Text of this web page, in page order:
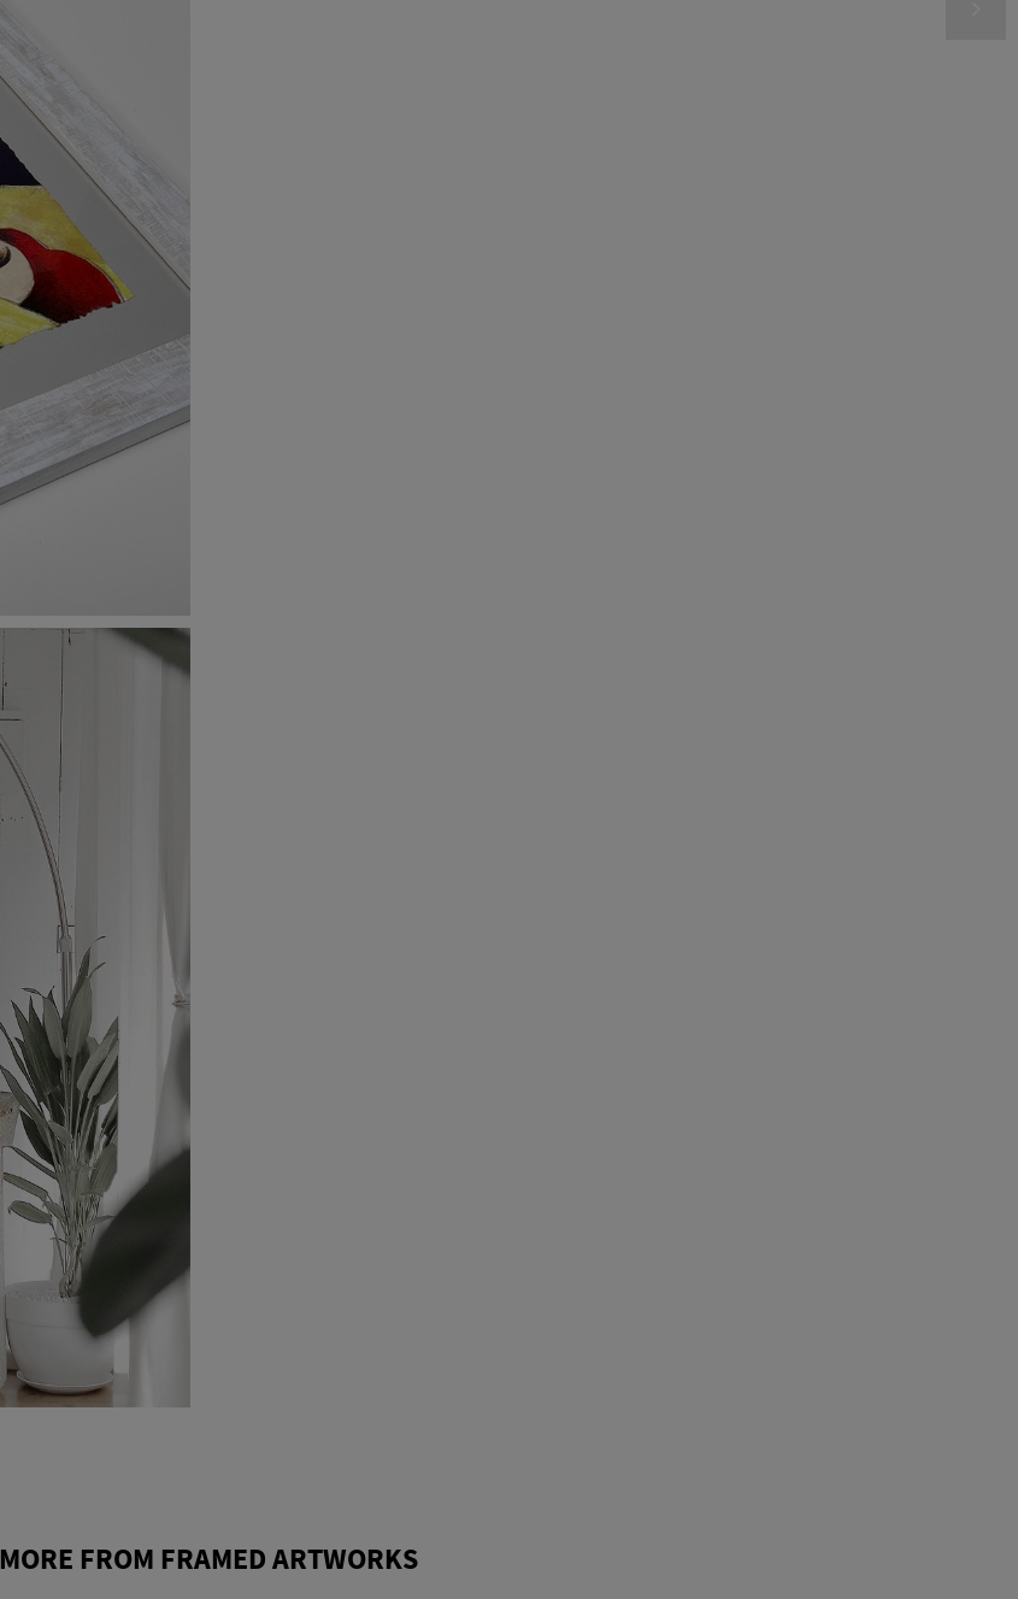
MORE FROM FRAMED ARTWORKS